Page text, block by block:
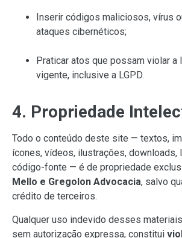
Inserir códigos maliciosos, vírus
ataques cibernéticos;
Praticar atos que possam violar a
vigente, inclusive a LGPD.
4. Propriedade
Todo o conteúdo deste site — textos,
ícones, vídeos, ilustrações, downloads,
código-fonte — é de propriedade
Mello e Gregolon Advocacia, salvo
crédito de terceiros.
Qualquer uso indevido desses
sem autorização expressa, constitui